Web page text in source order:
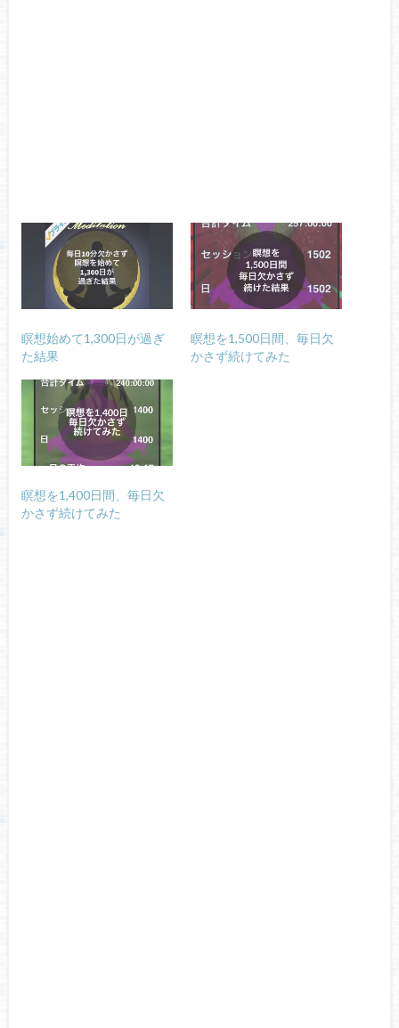
瞑想始めて1,300日が過ぎ
た結果
瞑想を1,500日間、毎日欠
かさず続けてみた
瞑想を1,400日間、毎日欠
かさず続けてみた